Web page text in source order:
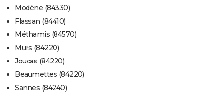
Modène (84330)
Flassan (84410)
Méthamis (84570)
Murs (84220)
Joucas (84220)
Beaumettes (84220)
Sannes (84240)